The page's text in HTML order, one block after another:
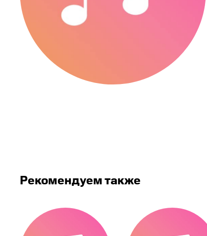
Рекомендуем также